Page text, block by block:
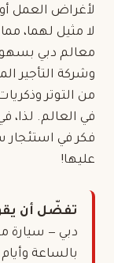
لأغراض العمل أو
لا مثيل لهما،
معالم دبي
وشركة التأجير
من التوتر
في العالم. لذا،
فكر في استئجار
عليها!
تفضّل أن
دبي — سيارة
بالساعة